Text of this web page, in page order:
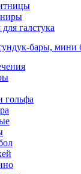
галстука
бары, мини
гольфа